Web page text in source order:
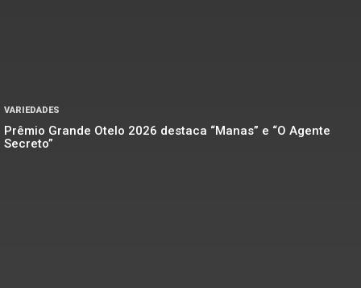
VARIEDADES
Prêmio Grande Otelo 2026 destaca “Manas” e “O Agente
Secreto”